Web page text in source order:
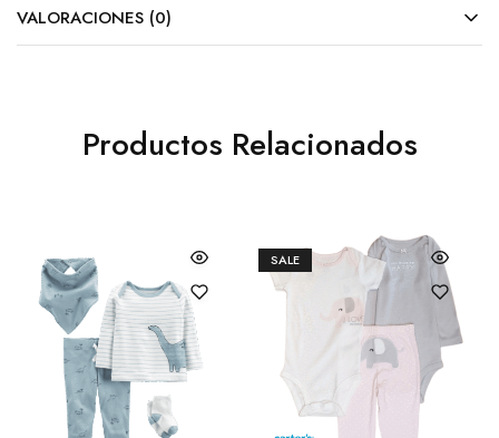
VALORACIONES (0)
Productos Relacionados
SALE